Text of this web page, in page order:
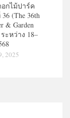
กไม้ปาร์ค
(The 36th
& Garden
ะหว่าง 18–
2025